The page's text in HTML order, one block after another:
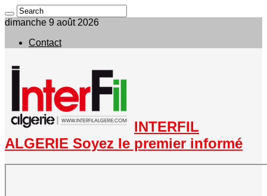
dimanche 9 août 2026
Contact
INTERFIL
ALGERIE Soyez le premier informé